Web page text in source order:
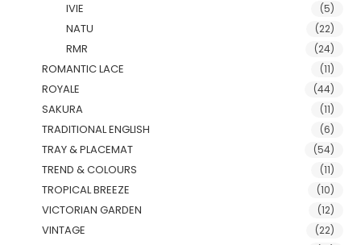
IVIE (5)
NATU (22)
RMR (24)
ROMANTIC LACE (11)
ROYALE (44)
SAKURA (11)
TRADITIONAL ENGLISH (6)
TRAY & PLACEMAT (54)
TREND & COLOURS (11)
TROPICAL BREEZE (10)
VICTORIAN GARDEN (12)
VINTAGE (22)